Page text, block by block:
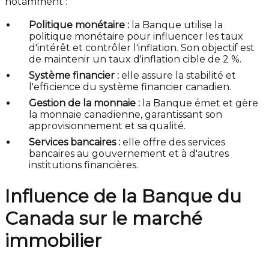
Politique monétaire : la Banque utilise la
politique monétaire pour influencer les taux
d'intérêt et contrôler l'inflation. Son objectif est
de maintenir un taux d'inflation cible de 2 %.
Système financier : elle assure la stabilité et
l'efficience du système financier canadien.
Gestion de la monnaie : la Banque émet et gère
la monnaie canadienne, garantissant son
approvisionnement et sa qualité.
Services bancaires : elle offre des services
bancaires au gouvernement et à d'autres
institutions financières.
Influence de la Banque du
Canada sur le marché
immobilier